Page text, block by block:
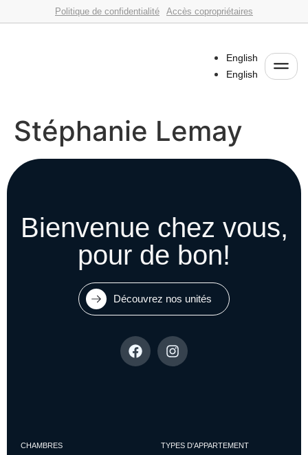
Politique de confidentialité Accès copropriétaires
English
English
Stéphanie Lemay
Bienvenue chez vous,
pour de bon!
Découvrez nos unités
CHAMBRES TYPES D'APPARTEMENT